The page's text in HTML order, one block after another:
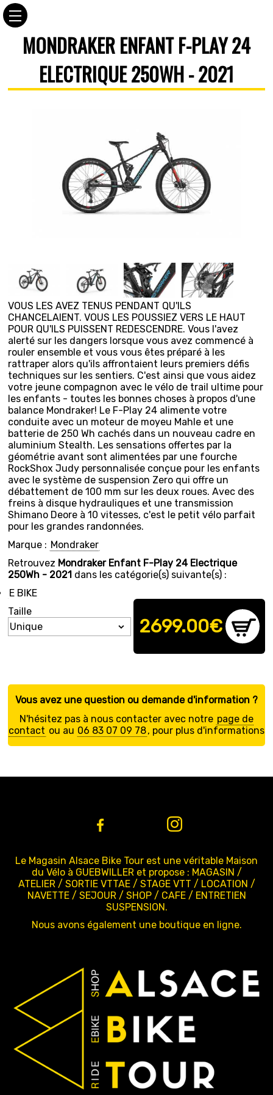
MONDRAKER ENFANT F-PLAY 24
ELECTRIQUE 250WH - 2021
VOUS LES AVEZ TENUS PENDANT QU'ILS
CHANCELAIENT. VOUS LES POUSSIEZ VERS LE HAUT
POUR QU'ILS PUISSENT REDESCENDRE. Vous l'avez
alerté sur les dangers lorsque vous avez commencé à
rouler ensemble et vous vous êtes préparé à les
rattraper alors qu'ils affrontaient leurs premiers défis
techniques sur les sentiers. C'est ainsi que vous aidez
votre jeune compagnon avec le vélo de trail ultime pour
les enfants - toutes les bonnes choses à propos d'une
balance Mondraker! Le F-Play 24 alimente votre
conduite avec un moteur de moyeu Mahle et une
batterie de 250 Wh cachés dans un nouveau cadre en
aluminium Stealth. Les sensations offertes par la
géométrie avant sont alimentées par une fourche
RockShox Judy personnalisée conçue pour les enfants
avec le système de suspension Zero qui offre un
débattement de 100 mm sur les deux roues. Avec des
freins à disque hydrauliques et une transmission
Shimano Deore à 10 vitesses, c'est le petit vélo parfait
pour les grandes randonnées.
Marque : Mondraker
Retrouvez Mondraker Enfant F-Play 24 Electrique
250Wh - 2021 dans les catégorie(s) suivante(s) :
E BIKE
Taille
2699.00€
Vous avez une question ou demande d'information ?
N'hésitez pas à nous contacter avec notre page de
contact ou au 06 83 07 09 78, pour plus d'informations
Le Magasin Alsace Bike Tour est une véritable Maison
du Vélo à GUEBWILLER et propose : MAGASIN /
ATELIER / SORTIE VTTAE / STAGE VTT / LOCATION /
NAVETTE / SEJOUR / SHOP / CAFE / ENTRETIEN
SUSPENSION.
Nous avons également une boutique en ligne.